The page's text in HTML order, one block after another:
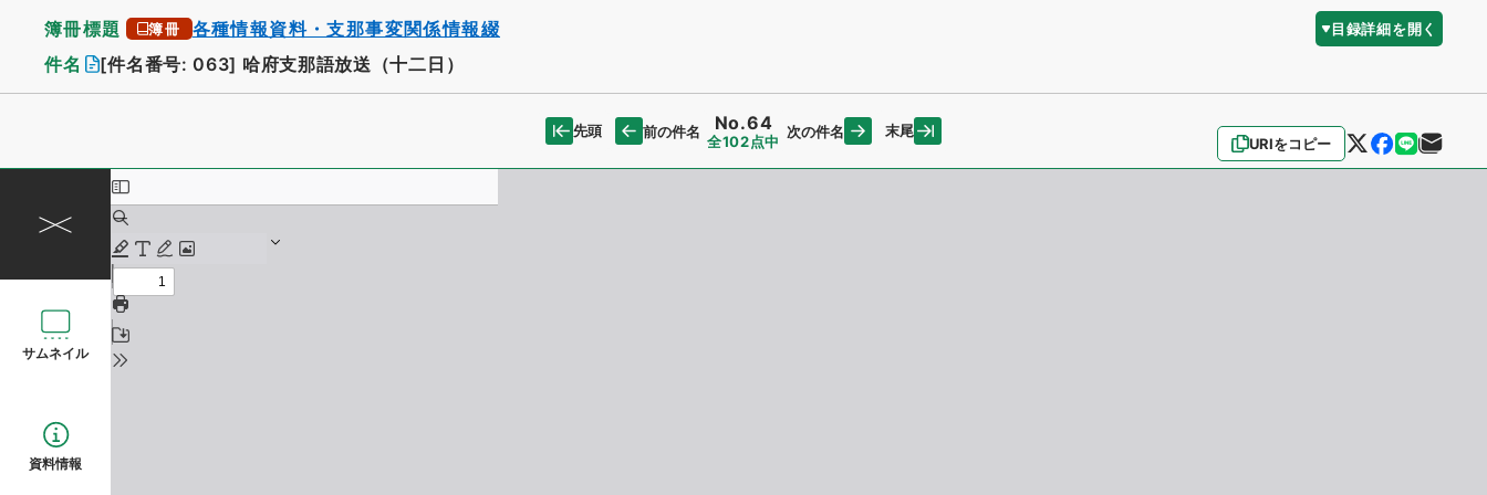
簿冊標題 簿冊 各種情報資料・支那事変関係情報綴 目録詳細を開く
件名 [件名番号: 063] 哈府支那語放送（十二日）
URIをコピー
先頭 前の件名 No.64
全102点中
次の件名 末尾
サムネイル
資料情報